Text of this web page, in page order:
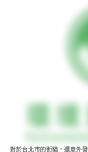
對於台北市的街貓，還意外